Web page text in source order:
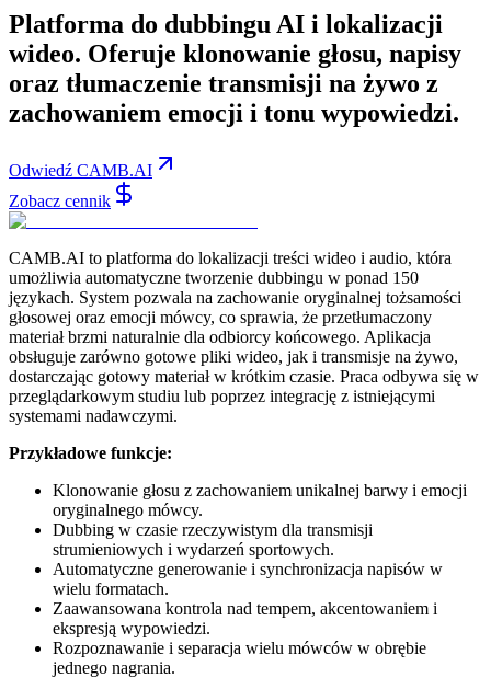
Platforma do dubbingu AI i lokalizacji
wideo. Oferuje klonowanie głosu, napisy
oraz tłumaczenie transmisji na żywo z
zachowaniem emocji i tonu wypowiedzi.
Odwiedź CAMB.AI
Zobacz cennik
CAMB.AI to platforma do lokalizacji treści wideo i audio, która
umożliwia automatyczne tworzenie dubbingu w ponad 150
językach. System pozwala na zachowanie oryginalnej tożsamości
głosowej oraz emocji mówcy, co sprawia, że przetłumaczony
materiał brzmi naturalnie dla odbiorcy końcowego. Aplikacja
obsługuje zarówno gotowe pliki wideo, jak i transmisje na żywo,
dostarczając gotowy materiał w krótkim czasie. Praca odbywa się w
przeglądarkowym studiu lub poprzez integrację z istniejącymi
systemami nadawczymi.
Przykładowe funkcje:
Klonowanie głosu z zachowaniem unikalnej barwy i emocji
oryginalnego mówcy.
Dubbing w czasie rzeczywistym dla transmisji
strumieniowych i wydarzeń sportowych.
Automatyczne generowanie i synchronizacja napisów w
wielu formatach.
Zaawansowana kontrola nad tempem, akcentowaniem i
ekspresją wypowiedzi.
Rozpoznawanie i separacja wielu mówców w obrębie
jednego nagrania.